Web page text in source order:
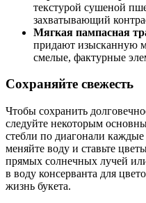
текстурой сушеной
захватывающий
Мягкая пампасная
придают изысканную
смелые, фактурные
Сохраняйте свежесть
Чтобы сохранить
следуйте некоторым
стебли по диагонали каждые
меняйте воду и ставьте
прямых солнечных лучей
в воду консерванта для
жизнь букета.